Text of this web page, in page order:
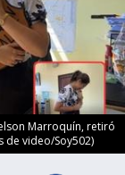
Marroquín, retiró
de video/Soy502)